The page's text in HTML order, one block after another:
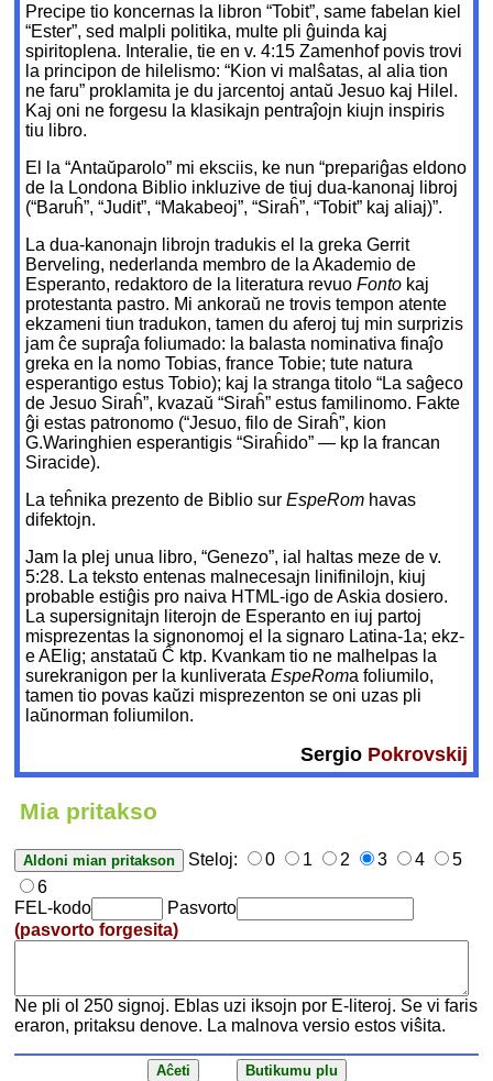
Precipe tio koncernas la libron “Tobit”, same fabelan kiel
“Ester”, sed malpli politika, multe pli ĝuinda kaj
spiritoplena. Interalie, tie en v. 4:15 Zamenhof povis trovi
la principon de hilelismo: “Kion vi malŝatas, al alia tion
ne faru” proklamita je du jarcentoj antaŭ Jesuo kaj Hilel.
Kaj oni ne forgesu la klasikajn pentraĵojn kiujn inspiris
tiu libro.
El la “Antaŭparolo” mi eksciis, ke nun “prepariĝas eldono
de la Londona Biblio inkluzive de tiuj dua-kanonaj libroj
(“Baruĥ”, “Judit”, “Makabeoj”, “Siraĥ”, “Tobit” kaj aliaj)”.
La dua-kanonajn librojn tradukis el la greka Gerrit
Berveling, nederlanda membro de la Akademio de
Esperanto, redaktoro de la literatura revuoFonto kaj
protestanta pastro. Mi ankoraŭ ne trovis tempon atente
ekzameni tiun tradukon, tamen du aferoj tuj min surprizis
jam ĉe supraĵa foliumado: la balasta nominativa finaĵo
greka en la nomo Tobias, france Tobie; tute natura
esperantigo estus Tobio); kaj la stranga titolo “La saĝeco
de Jesuo Siraĥ”, kvazaŭ “Siraĥ” estus familinomo. Fakte
ĝi estas patronomo (“Jesuo, filo de Siraĥ”, kion
G.Waringhien esperantigis “Siraĥido” — kp la francan
Siracide).
La teĥnika prezento de Biblio surEspeRom havas
difektojn.
Jam la plej unua libro, “Genezo”, ial haltas meze de v.
5:28. La teksto entenas malnecesajn linifinilojn, kiuj
probable estiĝis pro naiva HTML-igo de Askia dosiero.
La supersignitajn literojn de Esperanto en iuj partoj
misprezentas la signonomoj el la signaro Latina-1a; ekz-
e AElig; anstataŭ Ĉ ktp. Kvankam tio ne malhelpas la
surekranigon per la kunliverataEspeRoma foliumilo,
tamen tio povas kaŭzi misprezenton se oni uzas pli
laŭnorman foliumilon.
Sergio Pokrovskij
Mia pritakso
Steloj: 0 1 2 3 4
5
6
FEL-kodo
Pasvorto
(pasvorto forgesita)
Ne pli ol 250 signoj. Eblas uzi iksojn por E-literoj. Se vi faris
eraron, pritaksu denove. La malnova versio estos viŝita.